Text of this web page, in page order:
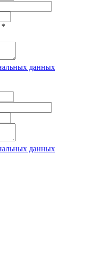
*
данных
данных